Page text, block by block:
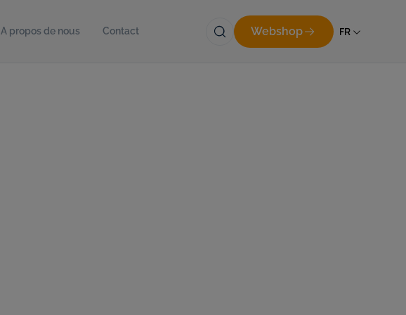
A propos de nous Contact Webshop FR